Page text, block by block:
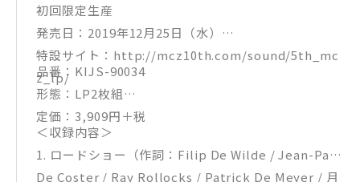
7. リバイバル
8. 華麗なる復讐
9. MORE WE DO!
10. レディ・メイ
11. Sweet Wanderer
12. 天国のでたらめ
13. The Show
Encore. ももクロの令和ニッポン万歳！
初回限定生産
発売日：2019年12月25日（水）
特設サイト：http://mcz10th.com/sound/5th_mc
z_lp/
品番：KIJS-90034
形態：LP2枚組
定価：3,909円＋税
＜収録内容＞
1. ロードショー（作詞：Filip De Wilde / Jean-Paul
De Coster / Ray Rollocks / Patrick De Meyer / 月